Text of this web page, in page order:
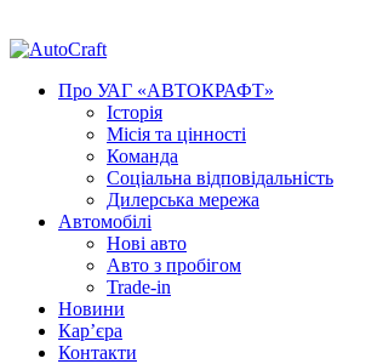
Про УАГ «АВТОКРАФТ»
Історія
Місія та цінності
Команда
Соціальна відповідальність
Дилерська мережа
Автомобілі
Нові авто
Авто з пробігом
Trade-in
Новини
Кар’єра
Контакти